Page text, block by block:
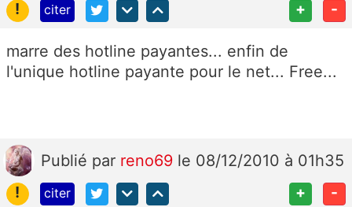
!
citer + -
marre des hotline payantes... enfin de
l'unique hotline payante pour le net... Free...
Publié par reno69 le 08/12/2010 à 01h35
!
citer + -